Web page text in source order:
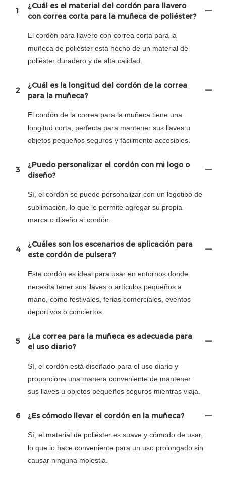
1
¿Cuál es el material del cordón para llavero
con correa corta para la muñeca de poliéster?
El cordón para llavero con correa corta para la
muñeca de poliéster está hecho de un material de
poliéster duradero y de alta calidad.
2
¿Cuál es la longitud del cordón de la correa
para la muñeca?
El cordón de la correa para la muñeca tiene una
longitud corta, perfecta para mantener sus llaves u
objetos pequeños seguros y fácilmente accesibles.
3
¿Puedo personalizar el cordón con mi logo o
diseño?
Sí, el cordón se puede personalizar con un logotipo de
sublimación, lo que le permite agregar su propia
marca o diseño al cordón.
4
¿Cuáles son los escenarios de aplicación para
este cordón de pulsera?
Este cordón es ideal para usar en entornos donde
necesita tener sus llaves o artículos pequeños a
mano, como festivales, ferias comerciales, eventos
deportivos o conciertos.
5
¿La correa para la muñeca es adecuada para
el uso diario?
Sí, el cordón está diseñado para el uso diario y
proporciona una manera conveniente de mantener
sus llaves u objetos pequeños seguros mientras viaja.
6 ¿Es cómodo llevar el cordón en la muñeca?
Sí, el material de poliéster es suave y cómodo de usar,
lo que lo hace conveniente para un uso prolongado sin
causar ninguna molestia.